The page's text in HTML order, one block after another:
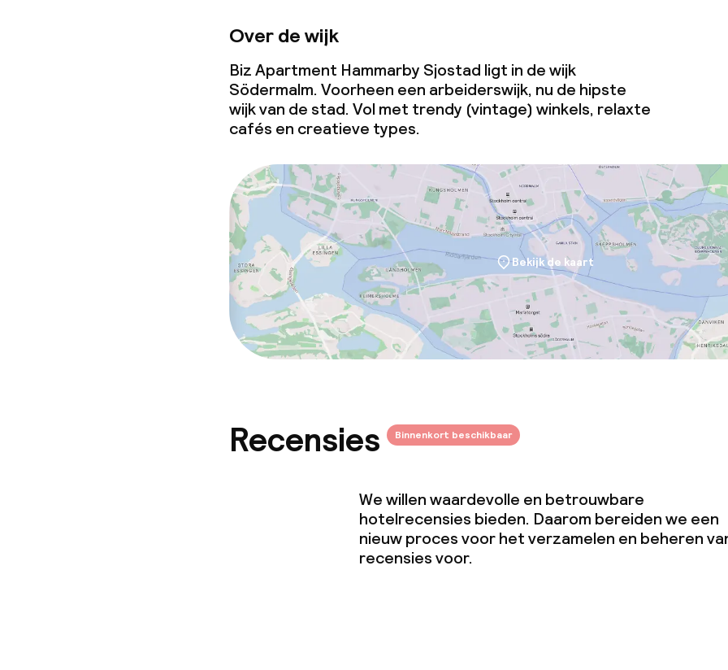
Over de wijk
Biz Apartment Hammarby Sjostad ligt in de wijk
Södermalm. Voorheen een arbeiderswijk, nu de hipste
wijk van de stad. Vol met trendy (vintage) winkels, relaxte
cafés en creatieve types.
Bekijk de kaart
Recensies Binnenkort beschikbaar
We willen waardevolle en betrouwbare
hotelrecensies bieden. Daarom bereiden we een
nieuw proces voor het verzamelen en beheren
recensies voor.